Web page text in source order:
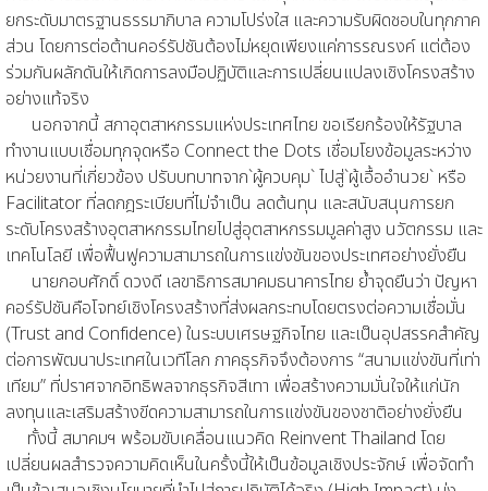
ยกระดับมาตรฐานธรรมาภิบาล ความโปร่งใส และความรับผิดชอบในทุกภาค
ส่วน โดยการต่อต้านคอร์รัปชันต้องไม่หยุดเพียงแค่การรณรงค์ แต่ต้อง
ร่วมกันผลักดันให้เกิดการลงมือปฏิบัติและการเปลี่ยนแปลงเชิงโครงสร้าง
อย่างแท้จริง
นอกจากนี้ สภาอุตสาหกรรมแห่งประเทศไทย ขอเรียกร้องให้รัฐบาล
ทำงานแบบเชื่อมทุกจุดหรือ Connect the Dots เชื่อมโยงข้อมูลระหว่าง
หน่วยงานที่เกี่ยวข้อง ปรับบทบาทจาก`ผู้ควบคุม` ไปสู่`ผู้เอื้ออำนวย` หรือ
Facilitator ที่ลดกฎระเบียบที่ไม่จำเป็น ลดต้นทุน และสนับสนุนการยก
ระดับโครงสร้างอุตสาหกรรมไทยไปสู่อุตสาหกรรมมูลค่าสูง นวัตกรรม และ
เทคโนโลยี เพื่อฟื้นฟูความสามารถในการแข่งขันของประเทศอย่างยั่งยืน
นายกอบศักดิ์ ดวงดี เลขาธิการสมาคมธนาคารไทย ย้ำจุดยืนว่า ปัญหา
คอร์รัปชันคือโจทย์เชิงโครงสร้างที่ส่งผลกระทบโดยตรงต่อความเชื่อมั่น
(Trust and Confidence) ในระบบเศรษฐกิจไทย และเป็นอุปสรรคสำคัญ
ต่อการพัฒนาประเทศในเวทีโลก ภาคธุรกิจจึงต้องการ “สนามแข่งขันที่เท่า
เทียม” ที่ปราศจากอิทธิพลจากธุรกิจสีเทา เพื่อสร้างความมั่นใจให้แก่นัก
ลงทุนและเสริมสร้างขีดความสามารถในการแข่งขันของชาติอย่างยั่งยืน
ทั้งนี้ สมาคมฯ พร้อมขับเคลื่อนแนวคิด Reinvent Thailand โดย
เปลี่ยนผลสำรวจความคิดเห็นในครั้งนี้ให้เป็นข้อมูลเชิงประจักษ์ เพื่อจัดทำ